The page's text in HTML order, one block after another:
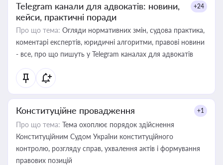
Telegram канали для адвокатів: новини,
кейси, практичні поради
+24
Про що тема: Огляди нормативних змін, судова практика,
коментарі експертів, юридичні алгоритми, правові новини
- все, про що пишуть у Telegram каналах для адвокатів
Конституційне провадження +1
Про що тема: Тема охоплює порядок здійснення
Конституційним Судом України конституційного
контролю, розгляду справ, ухвалення актів і формування
правових позицій